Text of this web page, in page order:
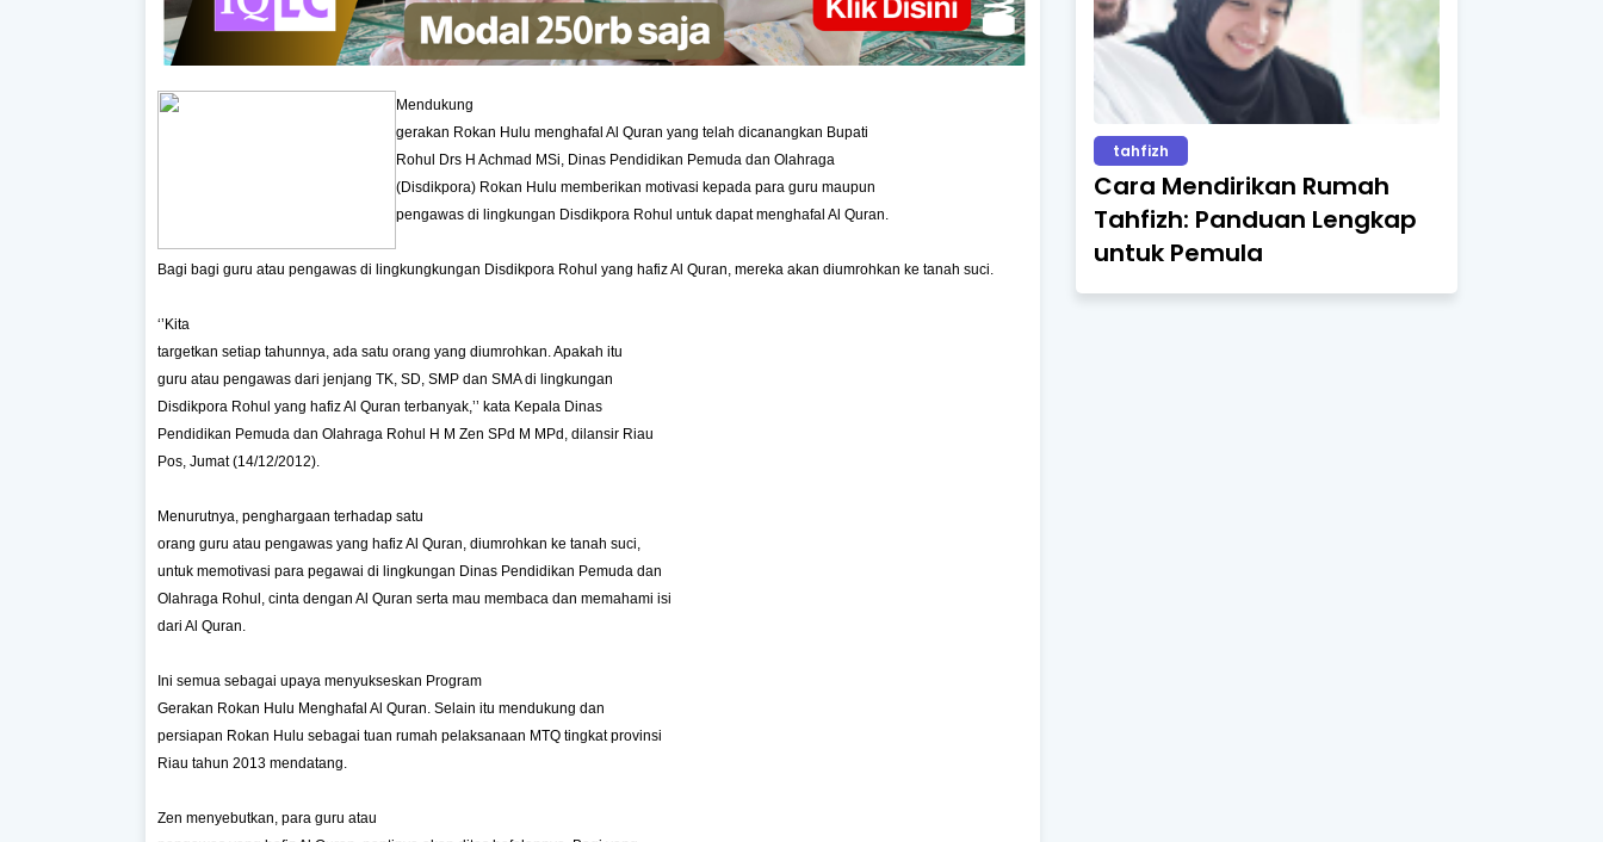
Mendukung
gerakan Rokan Hulu menghafal Al Quran yang telah dicanangkan Bupati
Rohul Drs H Achmad MSi, Dinas Pendidikan Pemuda dan Olahraga
(Disdikpora) Rokan Hulu memberikan motivasi kepada para guru maupun
pengawas di lingkungan Disdikpora Rohul untuk dapat menghafal Al Quran.
Bagi bagi guru atau pengawas di lingkungkungan Disdikpora Rohul yang hafiz Al Quran, mereka akan diumrohkan ke tanah suci.
‘’Kita
targetkan setiap tahunnya, ada satu orang yang diumrohkan. Apakah itu
guru atau pengawas dari jenjang TK, SD, SMP dan SMA di lingkungan
Disdikpora Rohul yang hafiz Al Quran terbanyak,’’ kata Kepala Dinas
Pendidikan Pemuda dan Olahraga Rohul H M Zen SPd M MPd, dilansir Riau
Pos, Jumat (14/12/2012).
Menurutnya, penghargaan terhadap satu
orang guru atau pengawas yang hafiz Al Quran, diumrohkan ke tanah suci,
untuk memotivasi para pegawai di lingkungan Dinas Pendidikan Pemuda dan
Olahraga Rohul, cinta dengan Al Quran serta mau membaca dan memahami isi
dari Al Quran.
Ini semua sebagai upaya menyukseskan Program
Gerakan Rokan Hulu Menghafal Al Quran. Selain itu mendukung dan
persiapan Rokan Hulu sebagai tuan rumah pelaksanaan MTQ tingkat provinsi
Riau tahun 2013 mendatang.
Zen menyebutkan, para guru atau
tahfizh
Cara Mendirikan Rumah
Tahfizh: Panduan Lengkap
untuk Pemula